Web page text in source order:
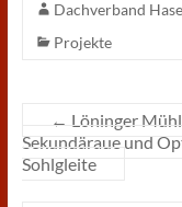
Dachverband Hase
Projekte
← Löninger
Sekundäraue und
Sohlgleite